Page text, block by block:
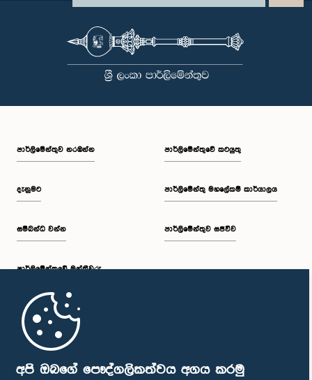
අපි ඔබගේ පෞද්ගලිකත්වය අගය කරමු
පාර්ලි‌මේන්තුව නරඹන්න
දැනුමට
සම්බන්ධ වන්න
පාර්ලි‌මේන්තුවේ මන්ත්‍රීවරු
මුල් පිටුව
පාර්ලිමේන්තුවේ කටයුතු
පාර්ලිමේන්තු මහලේකම් කාර්යාලය
පාර්ලිමේන්තුව සජීවීව
පාර්ලිමේන්තු ජංගම යෙදුම